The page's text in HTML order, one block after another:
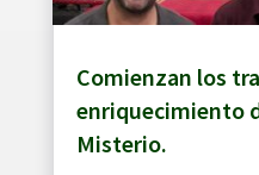
Comienzan los
enriquecimiento
Misterio.